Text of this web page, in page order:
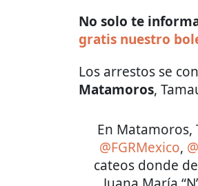
No solo te
gratis nuestro
Los arrestos se
Matamoros,
En Matamoros,
@FGRMexico,
cateos donde